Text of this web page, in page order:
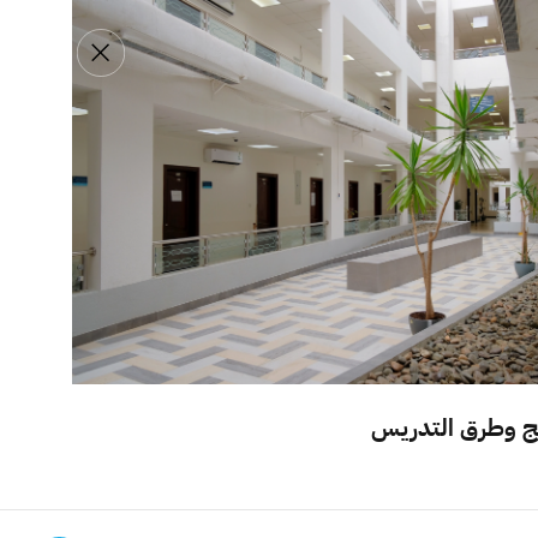
التقويم الأكاديمي
تواصل معنا اللغة
بحث
وطرق التدريس